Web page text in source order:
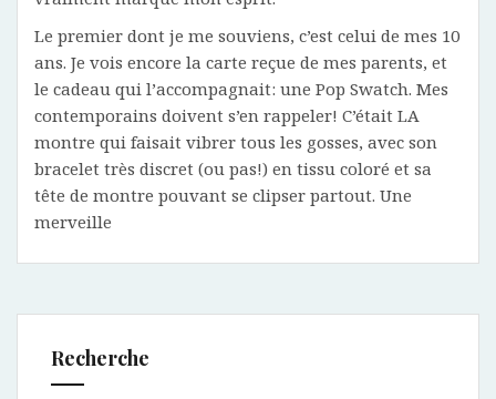
Le premier dont je me souviens, c’est celui de mes 10
ans. Je vois encore la carte reçue de mes parents, et
le cadeau qui l’accompagnait: une Pop Swatch. Mes
contemporains doivent s’en rappeler! C’était LA
montre qui faisait vibrer tous les gosses, avec son
bracelet très discret (ou pas!) en tissu coloré et sa
tête de montre pouvant se clipser partout. Une
merveille
Recherche